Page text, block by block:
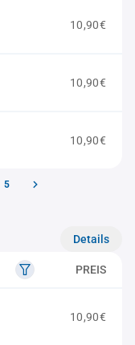
10,90€
10,90€
10,90€
5
Details
PREIS
10,90€